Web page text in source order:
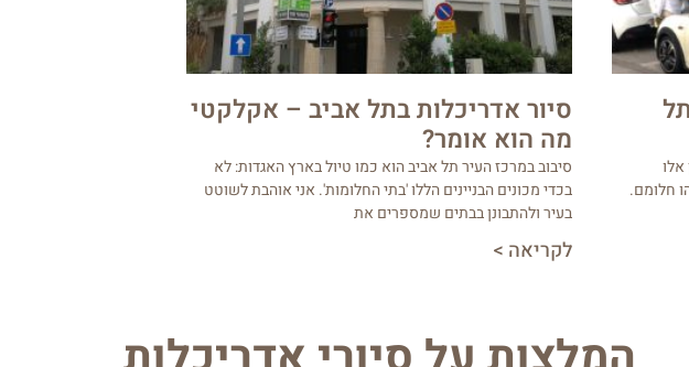
חלומם.
סיור אדריכלות בתל אביב – אקלקטי
מה הוא אומר?
סיבוב במרכז העיר תל אביב הוא כמו טיול בארץ האגדות: לא
בכדי מכונים הבניינים הללו 'בתי החלומות'. אני אוהבת לשוטט
בעיר ולהתבונן בבתים שמספרים את
לקריאה >